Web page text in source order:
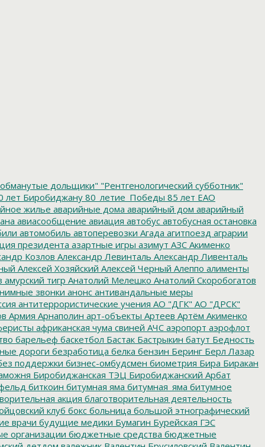
дольщики" "Рентгенологический субботник"
лет Биробиджану80_летие_Победы 85 лет ЕАО
жилье аварийные дома аварийный дом аварийный
авиасообщение авиация автобус автобусная остановка
автомобиль автоперевозки Агада агитпоезд аграрии
президента азартные игры азимут АЗС Акименко
Козлов Александр Левинталь Александр Ливенталь
Алексей Хозяйский Алексей Черный Алеппо алименты
амурский тигр Анатолий Мелешко Анатолий Скоробогатов
звонки анонс антивандальные меры
антитеррористические учения АО "ДГК" АО "ДРСК"
Армия Арнаполин арт-объекты Артеев Артём Акименко
африканская чума свиней АЧС аэропорт аэрофлот
барельеф баскетбол Бастак Бастрыкин батут Бедность
дороги безработица белка бензин Беринг Берл Лазар
поддержки бизнес-омбудсмен биометрия Бира Биракан
Биробиджанская ТЭЦ Биробиджанский Арбат
биткоин битумная яма битумная_яма битумное
акция благотворительная деятельность
клуб бокс больница большой этнографический
врачи будущие медики Бумагин Бурейская ГЭС
организации бюджетные средства бюджетные